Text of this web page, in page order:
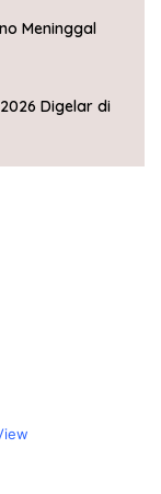
Meninggal
Digelar di